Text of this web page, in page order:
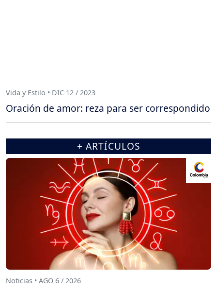
Vida y Estilo • DIC 12 / 2023
Oración de amor: reza para ser correspondido
+ ARTÍCULOS
Noticias • AGO 6 / 2026